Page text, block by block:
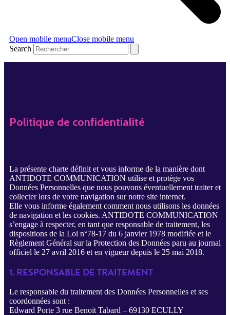
Open mobile menuClose mobile menu
Search
Politique de confidentialité
La présente charte définit et vous informe de la manière dont
ANTIDOTE COMMUNICATION utilise et protège vos
Données Personnelles que nous pouvons éventuellement traiter et
collecter lors de votre navigation sur notre site internet.
Elle vous informe également comment nous utilisons les données
de navigation et les cookies. ANTIDOTE COMMUNICATION
s’engage à respecter, en tant que responsable de traitement, les
dispositions de la Loi n°78-17 du 6 janvier 1978 modifiée et le
Règlement Général sur la Protection des Données paru au journal
officiel le 27 avril 2016 et en vigueur depuis le 25 mai 2018.
1. RESPONSABLE DE TRAITEMENT
Le responsable du traitement des Données Personnelles et ses
coordonnées sont :
Edward Porte 3 rue Benoit Tabard – 69130 ECULLY